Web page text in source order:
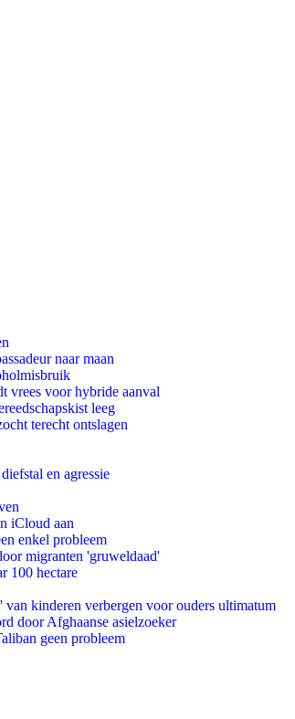
naar maan
vrees voor hybride aanval
leeg
terecht ontslagen
en agressie
iCloud aan
enkel probleem
migranten 'gruweldaad'
100 hectare
kinderen verbergen voor ouders ultimatum
door Afghaanse asielzoeker
geen probleem